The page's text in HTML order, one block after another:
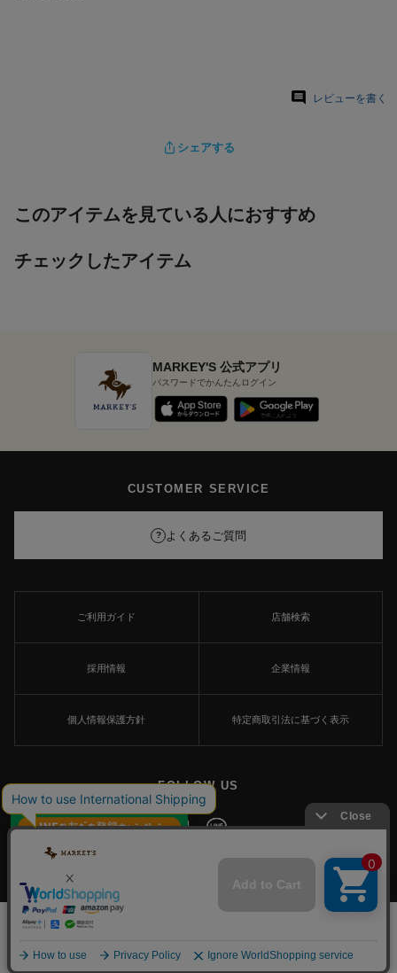
×
レビューを書く
シェアする
このアイテムを見ている人におすすめ
チェックしたアイテム
MARKEY'S 公式アプリ
パスワードでかんたんログイン
CUSTOMER SERVICE
? よくあるご質問
ご利用ガイド 店舗検索
採用情報 企業情報
個人情報保護方針 特定商取引法に基づく表示
FOLLOW US